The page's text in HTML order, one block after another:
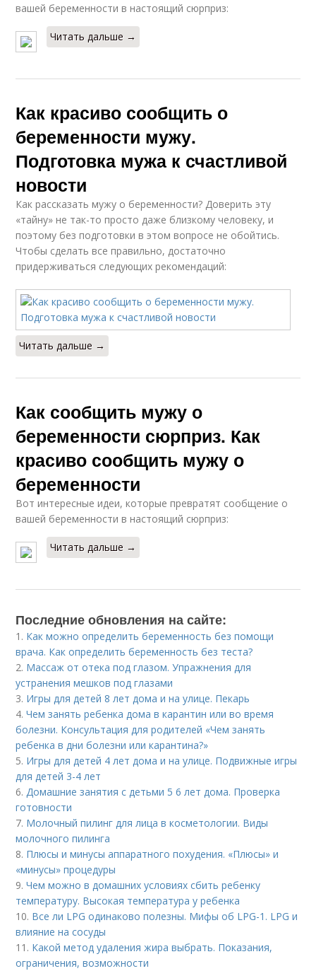
вашей беременности в настоящий сюрприз:
Читать дальше →
Как красиво сообщить о
беременности мужу.
Подготовка мужа к счастливой
новости
Как рассказать мужу о беременности? Доверить эту
«тайну» не так-то просто даже близкому человеку, и
поэтому без подготовки в этом вопросе не обойтись.
Чтобы сделать все правильно, достаточно
придерживаться следующих рекомендаций:
Читать дальше →
Как сообщить мужу о
беременности сюрприз. Как
красиво сообщить мужу о
беременности
Вот интересные идеи, которые превратят сообщение о
вашей беременности в настоящий сюрприз:
Читать дальше →
Последние обновления на сайте:
1. Как можно определить беременность без помощи
врача. Как определить беременность без теста?
2. Массаж от отека под глазом. Упражнения для
устранения мешков под глазами
3. Игры для детей 8 лет дома и на улице. Пекарь
4.Чем занять ребенка дома в карантин или во время
болезни. Консультация для родителей «Чем занять
ребенка в дни болезни или карантина?»
5. Игры для детей 4 лет дома и на улице. Подвижные игры
для детей 3-4 лет
6.Домашние занятия с детьми 5 6 лет дома. Проверка
готовности
7. Молочный пилинг для лица в косметологии. Виды
молочного пилинга
8. Плюсы и минусы аппаратного похудения. «Плюсы» и
«минусы» процедуры
9.Чем можно в домашних условиях сбить ребенку
температуру. Высокая температура у ребенка
10. Все ли LPG одинаково полезны. Мифы об LPG-1. LPG и
влияние на сосуды
11. Какой метод удаления жира выбрать. Показания,
ограничения, возможности